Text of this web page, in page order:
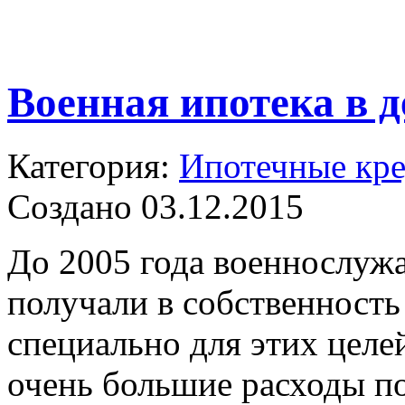
Военная ипотека в
Категория: Ипотечные
Создано 03.12.2015
До 2005 года
получали в
специально для этих
очень большие расходы